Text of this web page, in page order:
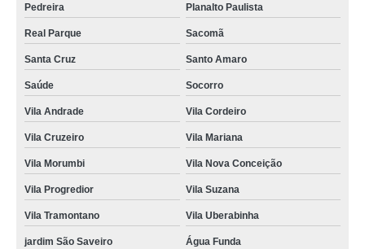
Pedreira Planalto Paulista
Real Parque Sacomã
Santa Cruz Santo Amaro
Saúde Socorro
Vila Andrade Vila Cordeiro
Vila Cruzeiro Vila Mariana
Vila Morumbi Vila Nova Conceição
Vila Progredior Vila Suzana
Vila Tramontano Vila Uberabinha
jardim São Saveiro
Água Funda